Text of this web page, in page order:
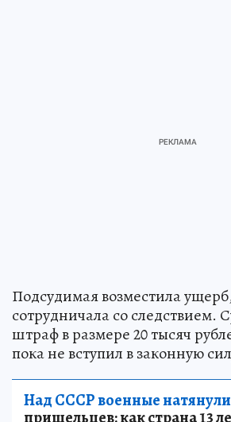
Подсудимая возместила
сотрудничала со следствием.
штраф в размере 20 тысяч
пока не вступил в законную
Над СССР военные натянули
пришельцев: как страна 13